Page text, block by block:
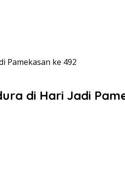
Pamekasan ke 492
di Hari Jadi